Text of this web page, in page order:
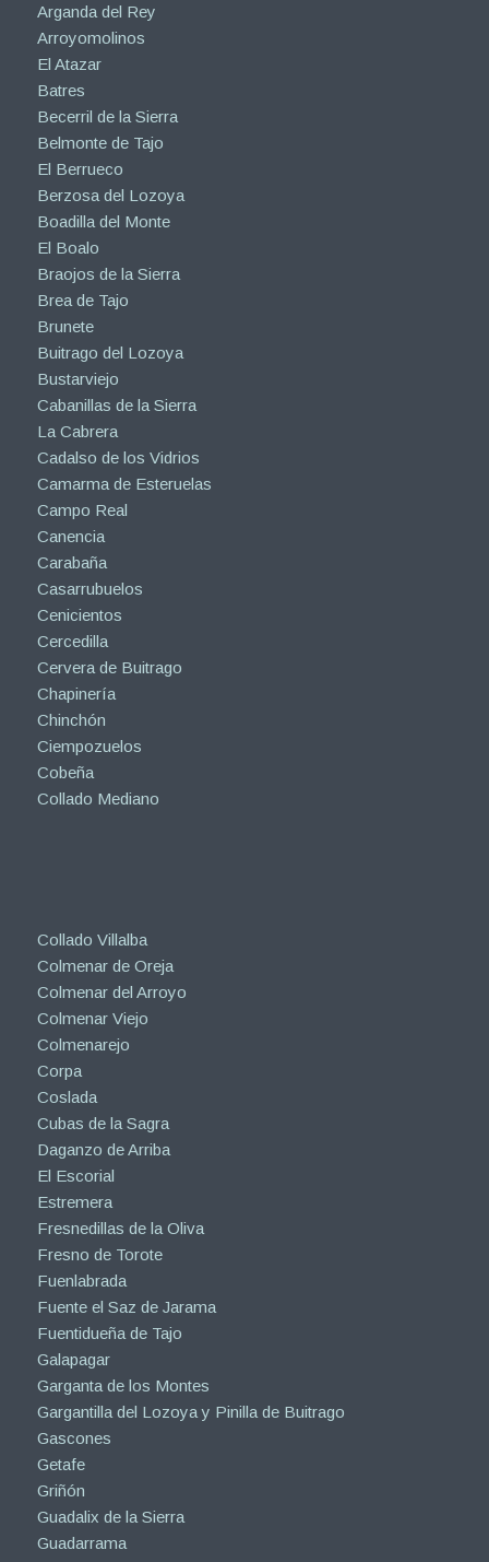
Arganda del Rey
Arroyomolinos
El Atazar
Batres
Becerril de la Sierra
Belmonte de Tajo
El Berrueco
Berzosa del Lozoya
Boadilla del Monte
El Boalo
Braojos de la Sierra
Brea de Tajo
Brunete
Buitrago del Lozoya
Bustarviejo
Cabanillas de la Sierra
La Cabrera
Cadalso de los Vidrios
Camarma de Esteruelas
Campo Real
Canencia
Carabaña
Casarrubuelos
Cenicientos
Cercedilla
Cervera de Buitrago
Chapinería
Chinchón
Ciempozuelos
Cobeña
Collado Mediano
Collado Villalba
Colmenar de Oreja
Colmenar del Arroyo
Colmenar Viejo
Colmenarejo
Corpa
Coslada
Cubas de la Sagra
Daganzo de Arriba
El Escorial
Estremera
Fresnedillas de la Oliva
Fresno de Torote
Fuenlabrada
Fuente el Saz de Jarama
Fuentidueña de Tajo
Galapagar
Garganta de los Montes
Gargantilla del Lozoya y Pinilla de Buitrago
Gascones
Getafe
Griñón
Guadalix de la Sierra
Guadarrama